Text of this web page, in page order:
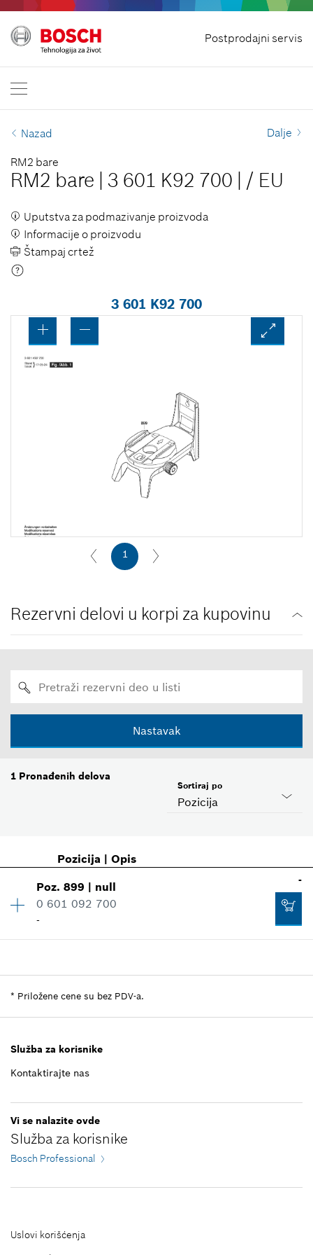
Postprodajni servis
Početna strana
Bosch Professional
EN | English
Nazad Dalje
RM2 bare
RM2 bare 3 601 K92 700 / EU
Uputstva za podmazivanje proizvoda
Informacije o proizvodu
Štampaj crtež
3 601 K92 700
1
Rezervni delovi u korpi za kupovinu
Nastavak
1 Pronađenih delova
Pozicija
Sortiraj po
Pozicija| Opis
Poz.899 | null
0 601 092 700
-
-
Informacije o rezervnom delu
-
* Priložene cene su bez PDV-a.
Služba za korisnike
Kontaktirajte nas
Vi se nalazite ovde
Služba za korisnike
Bosch Professional
Uslovi korišćenja